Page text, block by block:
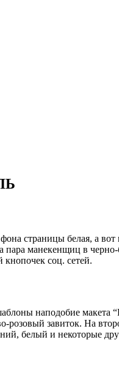
страницы белая, а вот
пара манекенщиц в
кнопочек соц. сетей.
наподобие макета
розовый завиток. На
белый и некоторые